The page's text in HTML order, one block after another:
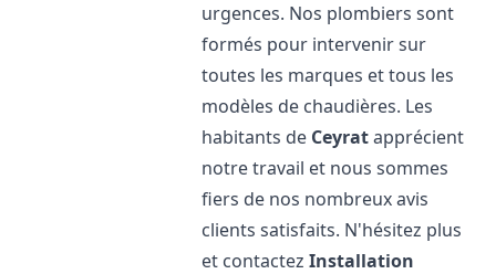
urgences. Nos plombiers sont
formés pour intervenir sur
toutes les marques et tous les
modèles de chaudières. Les
habitants de Ceyratapprécient
notre travail et nous sommes
fiers de nos nombreux avis
clients satisfaits. N'hésitez plus
et contactezInstallation